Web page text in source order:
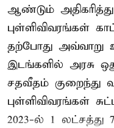
ஆண்டும்
புள்ளிவிவரங்கள்
தற்போது அவ்வாறு
இடங்களில் அரசு
சதவீதம் குறைந்து
புள்ளிவிவரங்கள்
2023-ல் 1 லட்சத்து